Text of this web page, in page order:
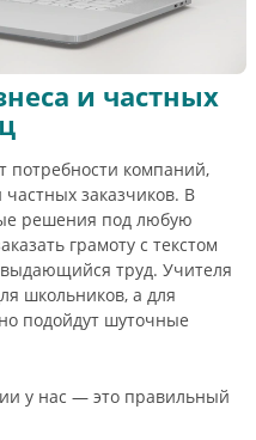
и частных
потребности компаний,
заказчиков. В
решения под любую
грамоту с текстом
труд. Учителя
школьников, а для
подойдут шуточные
у нас — это правильный